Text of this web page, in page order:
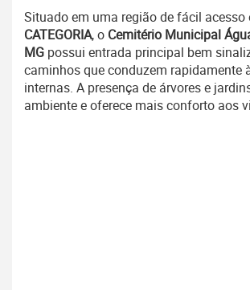
Situado em uma região de fácil acesso
CATEGORIA, o Cemitério Municipal
MG possui entrada principal bem
caminhos que conduzem rapidamente
internas. A presença de árvores e
ambiente e oferece mais conforto aos